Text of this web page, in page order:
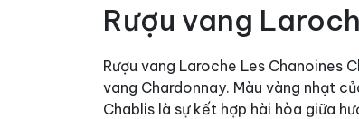
Rượu vang
Rượu vang Laroche Les Chanoines
vang Chardonnay. Màu vàng nhạt
Chablis là sự kết hợp hài hòa giữa